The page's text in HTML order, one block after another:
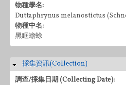
物種學名:
Duttaphrynus melanostictus
物種中名:
黑眶蟾蜍
隱藏
採集資訊(Collection)
調查/採集日期 (Collecting Date):